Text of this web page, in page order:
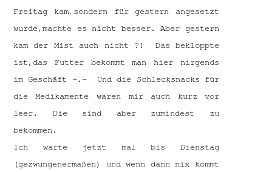
Freitag kam,sondern für gestern angesetzt
wurde,machte es nicht besser. Aber gestern
kam der Mist auch nicht ?! Das bekloppte
ist,das Futter bekommt man hier nirgends
im Geschäft -.- Und die Schlecksnacks für
die Medikamente waren mir auch kurz vor
leer. Die sind aber zumindest zu
bekommen.
Ich warte jetzt mal bis Dienstag
(gezwungenermaßen) und wenn dann nix kommt